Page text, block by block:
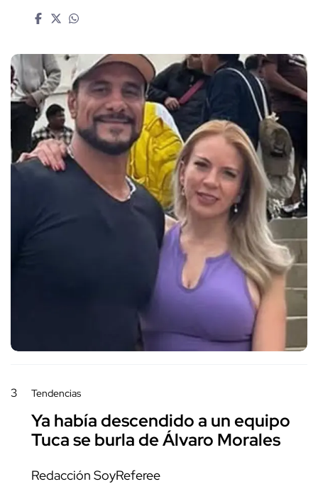
3 Tendencias
Ya había descendido a un equipo
Tuca se burla de Álvaro Morales
Redacción SoyReferee